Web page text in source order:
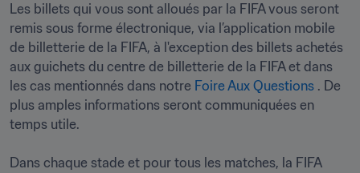
Les billets qui vous sont alloués par la FIFA vous seront
remis sous forme électronique, via l’application mobile
de billetterie de la FIFA, à l'exception des billets achetés
aux guichets du centre de billetterie de la FIFA et dans
les cas mentionnés dans notre Foire Aux Questions . De
plus amples informations seront communiquées en
temps utile.
Dans chaque stade et pour tous les matches, la FIFA